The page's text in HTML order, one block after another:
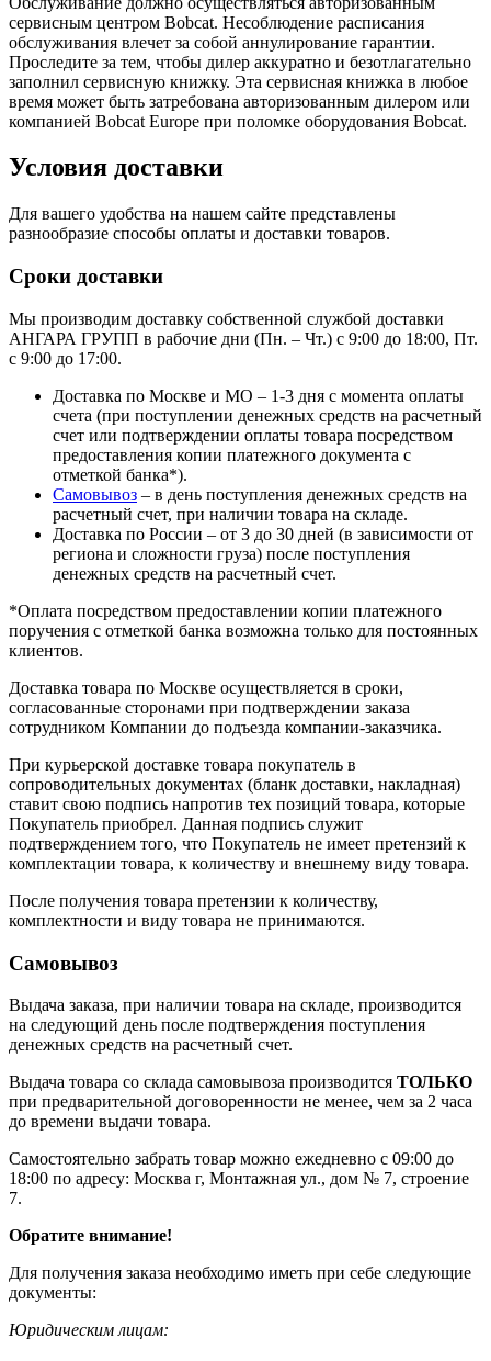
сервисным центром Bobcat. Несоблюдение расписания
обслуживания влечет за собой аннулирование гарантии.
Проследите за тем, чтобы дилер аккуратно и безотлагательно
заполнил сервисную книжку. Эта сервисная книжка в любое
время может быть затребована авторизованным дилером или
компанией Bobcat Europe при поломке оборудования Bobcat.
Условия доставки
Для вашего удобства на нашем сайте представлены
разнообразие способы оплаты и доставки товаров.
Сроки доставки
Мы производим доставку собственной службой доставки
АНГАРА ГРУПП в рабочие дни (Пн. – Чт.) с 9:00 до 18:00, Пт.
с 9:00 до 17:00.
Доставка по Москве и МО – 1-3 дня с момента оплаты
счета (при поступлении денежных средств на расчетный
счет или подтверждении оплаты товара посредством
предоставления копии платежного документа с
отметкой банка*).
Самовывоз – в день поступления денежных средств на
расчетный счет, при наличии товара на складе.
Доставка по России – от 3 до 30 дней (в зависимости от
региона и сложности груза) после поступления
денежных средств на расчетный счет.
*Оплата посредством предоставлении копии платежного
поручения с отметкой банка возможна только для постоянных
клиентов.
Доставка товара по Москве осуществляется в сроки,
согласованные сторонами при подтверждении заказа
сотрудником Компании до подъезда компании-заказчика.
При курьерской доставке товара покупатель в
сопроводительных документах (бланк доставки, накладная)
ставит свою подпись напротив тех позиций товара, которые
Покупатель приобрел. Данная подпись служит
подтверждением того, что Покупатель не имеет претензий к
комплектации товара, к количеству и внешнему виду товара.
После получения товара претензии к количеству,
комплектности и виду товара не принимаются.
Самовывоз
Выдача заказа, при наличии товара на складе, производится
на следующий день после подтверждения поступления
денежных средств на расчетный счет.
Выдача товара со склада самовывоза производится ТОЛЬКО
при предварительной договоренности не менее, чем за 2 часа
до времени выдачи товара.
Самостоятельно забрать товар можно ежедневно с 09:00 до
18:00 по адресу: Москва г, Монтажная ул., дом № 7, строение
7.
Обратите внимание!
Для получения заказа необходимо иметь при себе следующие
документы:
Юридическим лицам: